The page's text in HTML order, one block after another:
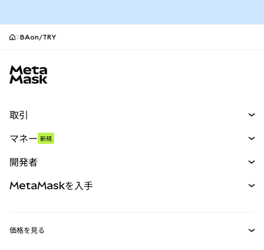
BAon/TRY
取引
パーペチュアル
RWA
マネー 新規
開発者
MetaMaskを入手
価格を見る